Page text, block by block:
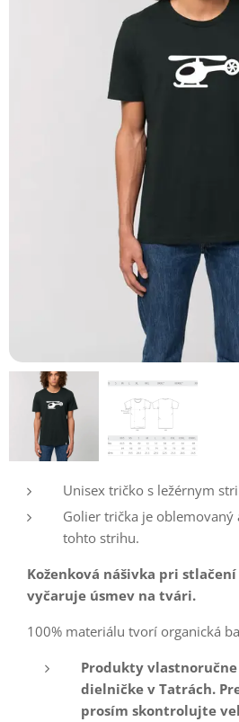
Unisex tričko s ležérnym
Golier trička je
tohto strihu.
Koženková nášivka pri
vyčaruje úsmev na tvári.
100% materiálu tvorí organická
Produkty
dielničke v Tatrách.
prosím skontrolujte